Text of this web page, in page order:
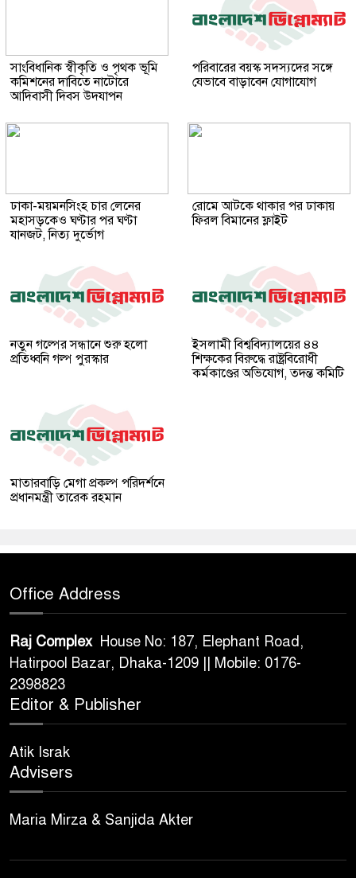
সাংবিধানিক স্বীকৃতি ও পৃথক ভূমি
কমিশনের দাবিতে নাটোরে
আদিবাসী দিবস উদযাপন
পরিবারের বয়স্ক সদস্যদের সঙ্গে
যেভাবে বাড়াবেন যোগাযোগ
ঢাকা-ময়মনসিংহ চার লেনের
মহাসড়কেও ঘণ্টার পর ঘণ্টা
যানজট, নিত্য দুর্ভোগ
রোমে আটকে থাকার পর ঢাকায়
ফিরল বিমানের ফ্লাইট
নতুন গল্পের সন্ধানে শুরু হলো
প্রতিধ্বনি গল্প পুরস্কার
ইসলামী বিশ্ববিদ্যালয়ের ৪৪
শিক্ষকের বিরুদ্ধে রাষ্ট্রবিরোধী
কর্মকাণ্ডের অভিযোগ, তদন্ত কমিটি
মাতারবাড়ি মেগা প্রকল্প পরিদর্শনে
প্রধানমন্ত্রী তারেক রহমান
Office Address
Raj Complex House No: 187, Elephant Road,
Hatirpool Bazar, Dhaka-1209 || Mobile: 0176-
2398823
Editor & Publisher
Atik Israk
Advisers
Maria Mirza & Sanjida Akter